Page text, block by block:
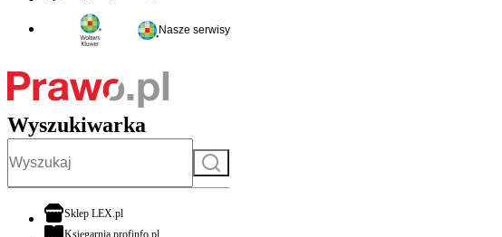
Nasze serwisy
Wyszukiwarka
Szukaj
Sklep LEX.plotwiera się w nowej karcie
Księgarnia profinfo.plotwiera się w nowej karcie